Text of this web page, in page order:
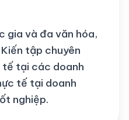
gia và đa văn hóa,
tập chuyên
tế tại các doanh
tế tại doanh
nghiệp.